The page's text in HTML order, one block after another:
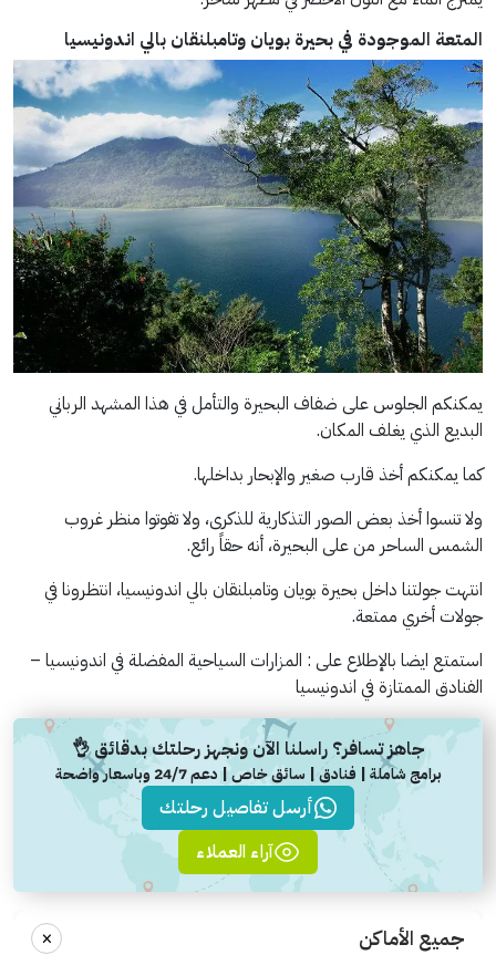
المتعة الموجودة في بحيرة بويان وتامبلنقان بالي اندونيسيا
يمكنكم الجلوس على ضفاف البحيرة والتأمل في هذا المشهد الرباني
البديع الذي يغلف المكان.
كما يمكنكم أخذ قارب صغير والإبحار بداخلها.
ولا تنسوا أخذ بعض الصور التذكارية للذكرى، ولا تفوتوا منظر غروب
الشمس الساحر من على البحيرة، أنه حقاً رائع.
انتهت جولتنا داخل بحيرة بويان وتامبلنقان بالي اندونيسيا، انتظرونا في
جولات أخري ممتعة.
استمتع ايضا بالإطلاع على : المزارات السياحية المفضلة في اندونيسيا –
الفنادق الممتازة في اندونيسيا
جاهز تسافر؟ راسلنا الآن ونجهز رحلتك بدقائق 👌
برامج شاملة | فنادق | سائق خاص | دعم 24/7 وباسعار واضحة
أرسل تفاصيل رحلتك
آراء العملاء
جميع الأماكن ×